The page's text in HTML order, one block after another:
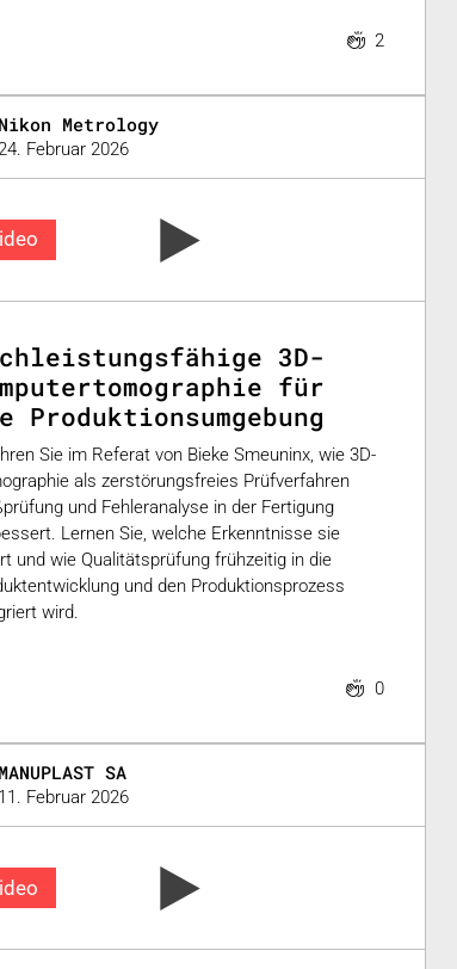
2
Nikon Metrology
Februar 2026
3D-
für
Produktionsumgebung
Sie im Referat von Bieke Smeuninx, wie 3D-
als zerstörungsfreies Prüfverfahren
und Fehleranalyse in der Fertigung
Lernen Sie, welche Erkenntnisse sie
und wie Qualitätsprüfung frühzeitig in die
und den Produktionsprozess
wird.
0
MANUPLAST SA
11. Februar 2026